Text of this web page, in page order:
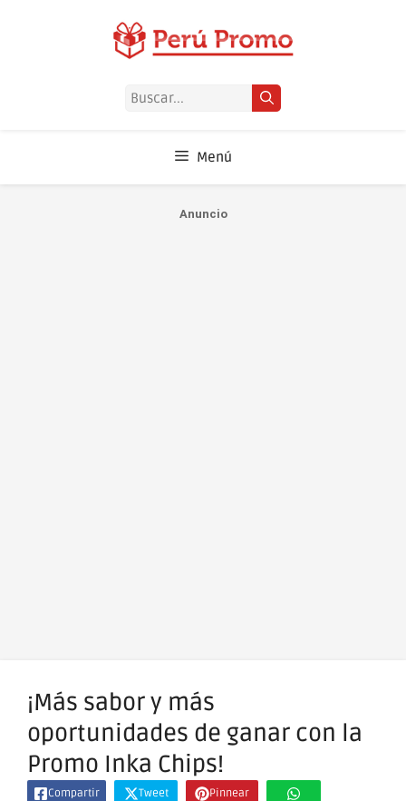
Buscar:
Menú
Anuncio
¡Más sabor y más
oportunidades de ganar con la
Promo Inka Chips!
Compartir Tweet Pinnear